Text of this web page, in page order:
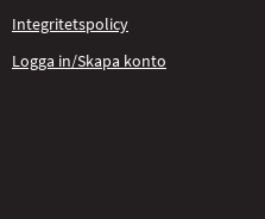
Integritetspolicy
Logga in/Skapa konto